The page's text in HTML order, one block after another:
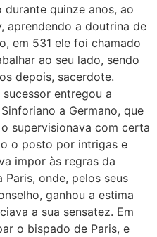
quinze anos, ao
aprendendo a doutrina de
em 531 ele foi chamado
ao seu lado, sendo
depois, sacerdote.
entregou a
a Germano, que
supervisionava com certa
o posto por intrigas e
impor às regras da
Paris, onde, pelos seus
ganhou a estima
a sua sensatez. Em
o bispado de Paris, e